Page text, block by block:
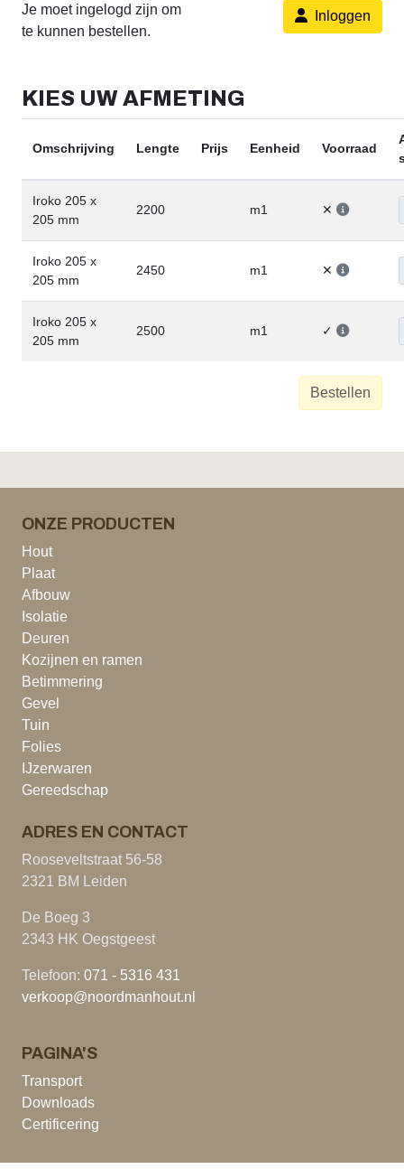
Je moet ingelogd zijn om
te kunnen bestellen.
Inloggen
KIES UW AFMETING
Omschrijving Lengte Prijs Eenheid Voorraad
Iroko 205 x
205 mm
2200 m1 ✕
Iroko 205 x
205 mm
2450 m1 ✕
Iroko 205 x
205 mm
2500 m1 ✓
Bestellen
ONZE PRODUCTEN
Hout
Plaat
Afbouw
Isolatie
Deuren
Kozijnen en ramen
Betimmering
Gevel
Tuin
Folies
IJzerwaren
Gereedschap
ADRES EN CONTACT
Rooseveltstraat 56-58
2321 BM Leiden
De Boeg 3
2343 HK Oegstgeest
Telefoon: 071 - 5316 431
verkoop@noordmanhout.nl
PAGINA'S
Transport
Downloads
Certificering